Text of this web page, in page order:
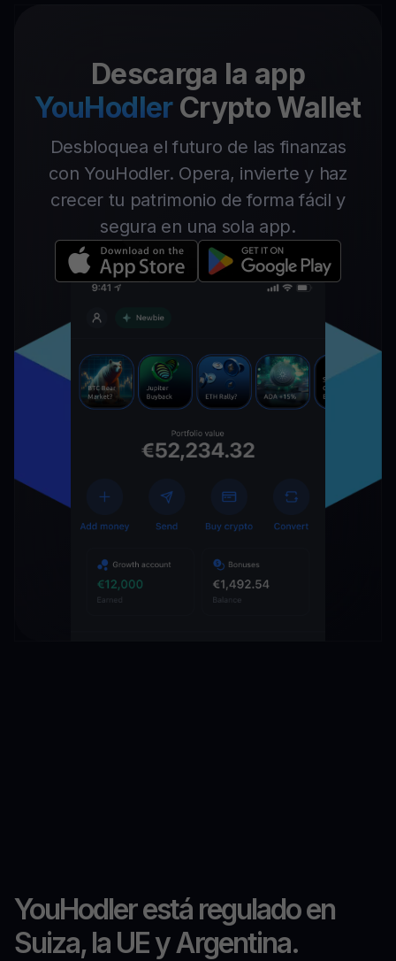
Descarga la app
YouHodler Crypto Wallet
Desbloquea el futuro de las finanzas
con YouHodler. Opera, invierte y haz
crecer tu patrimonio de forma fácil y
segura en una sola app.
YouHodler está regulado en
Suiza, la UE y Argentina.